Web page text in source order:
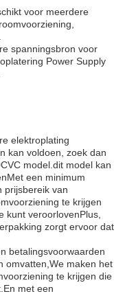
binnen 5-30
UnionHet heeft
maand.
beschermingsfuncties,
fase-
en de
elektroplatering is AC
voor meerdere
spanningsbron voor
Power Supply